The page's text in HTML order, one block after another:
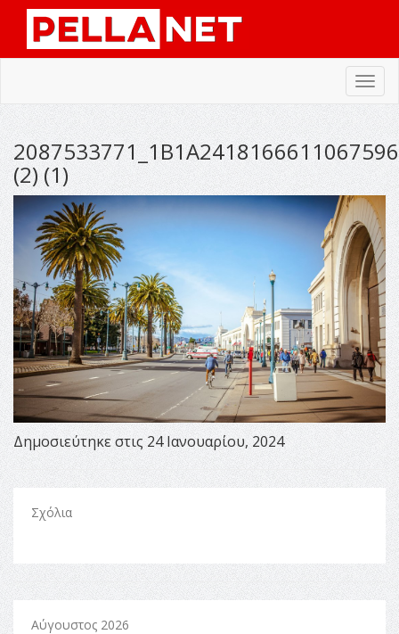
(2) (1)
Δημοσιεύτηκε στις 24 Ιανουαρίου, 2024
Σχόλια
Αύγουστος 2026